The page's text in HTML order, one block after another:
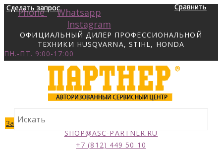
Phone
Whatsapp
Instagram
ОФИЦИАЛЬНЫЙ ДИЛЕР ПРОФЕССИОНАЛЬНОЙ
ТЕХНИКИ HUSQVARNA, STIHL, HONDA
ПН.-ПТ. 9:00-17:00
Заказать звонок
SHOP@ASC-PARTNER.RU
+7 (812) 449 50 10
Сделать запрос Сравнить
Сделать запрос Сравнить
Сделать запрос Сравнить
Сделать запрос Сравнить